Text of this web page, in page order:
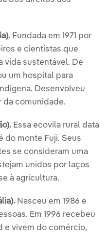
Fundada em 1971 por
e cientistas que
vida sustentável. De
um hospital para
Desenvolveu
da comunidade.
Essa ecovila rural data
do monte Fuji. Seus
se consideram uma
unidos por laços
à agricultura.
Nasceu em 1986 e
Em 1996 recebeu
e vivem do comércio,